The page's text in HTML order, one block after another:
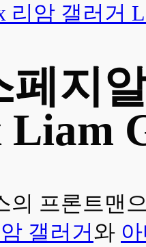
리암 갤러거
페지
의 프론트맨
갤러거 와